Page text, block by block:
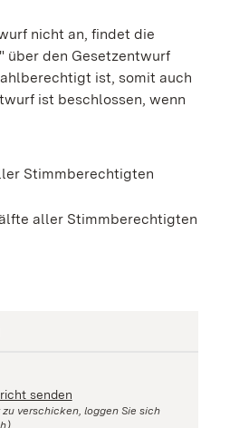
nicht an, findet die
über den Gesetzentwurf
ist, somit auch
ist beschlossen, wenn
Stimmberechtigten
aller Stimmberechtigten
senden
verschicken, loggen Sie sich